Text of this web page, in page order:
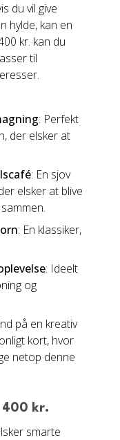
du vil give
hylde, kan en
kr. kan du
til
: Perfekt
der elsker at
: En sjov
elsker at blive
: En klassiker,
: Ideelt
og
på en kreativ
kort, hvor
netop denne
400 kr.
smarte